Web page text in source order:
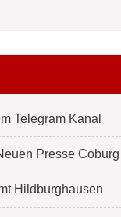
Telegram Kanal
Presse
Hildburghausen